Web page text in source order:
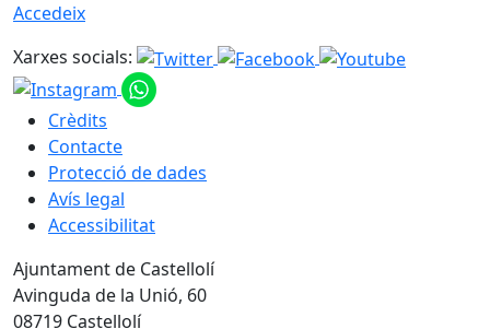
Accedeix
Xarxes socials:
Crèdits
Contacte
Protecció de dades
Avís legal
Accessibilitat
Ajuntament de Castellolí
Avinguda de la Unió, 60
08719 Castellolí